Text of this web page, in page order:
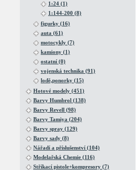
1:24 (1)
1:144-200 (8)
figurky (16)
auta (61)
motocykly (7)
kamiony (1)
ostatní (0)
vojenská technika (91)
lodě,ponorky (15)
Hotové modely (451)
Barvy Humbrol (138)
Barvy Revell (98)
Barvy Tamiya (204)
Barvy spray (129)
Barvy sady (8)
Nářadí a příslušenství (104)
Modelařská Chemie (116)
Stříkací pistole+kompresory (7)